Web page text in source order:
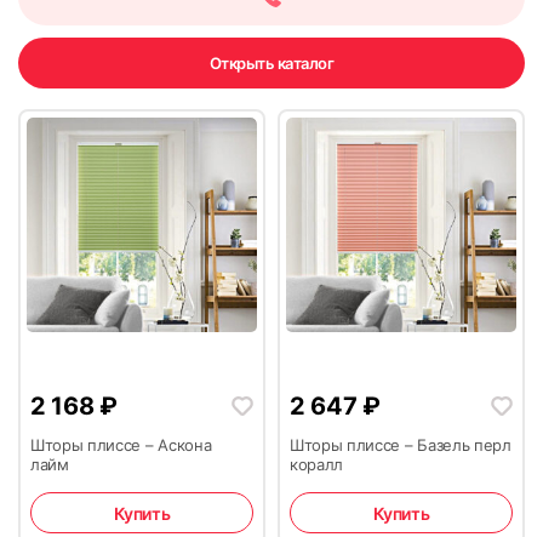
Открыть каталог
2 168 ₽
Шторы плиссе – Аскона
лайм
Купить
2 647 ₽
Шторы плиссе – Базель перл
коралл
Купить